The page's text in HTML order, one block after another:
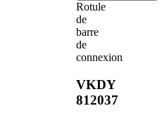
Rotule
de
barre
de
connexion
VKDY
812037